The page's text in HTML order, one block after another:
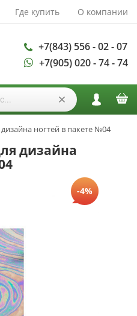
Где купить О компании
+7(843) 556 - 02 - 07
+7(905) 020 - 74 - 74
ногтей в пакете №04
дизайна
-4%